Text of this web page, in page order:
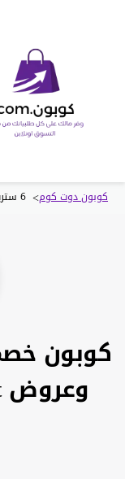
كوبون دوت كوم> 6 ستريت